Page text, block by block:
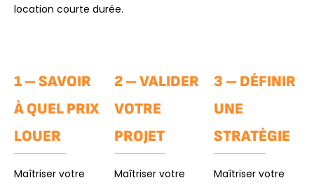
location courte durée.
1 – SAVOIR
À QUEL PRIX
LOUER
Maîtriser votre
2 – VALIDER
VOTRE
PROJET
Maîtriser votre
3 – DÉFINIR
UNE
STRATÉGIE
Maîtriser votre